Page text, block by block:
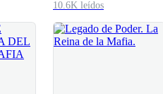
10.6K leídos